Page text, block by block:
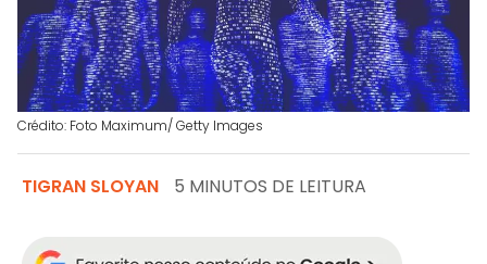
Crédito: Foto Maximum/ Getty Images
TIGRAN SLOYAN 5 MINUTOS DE LEITURA